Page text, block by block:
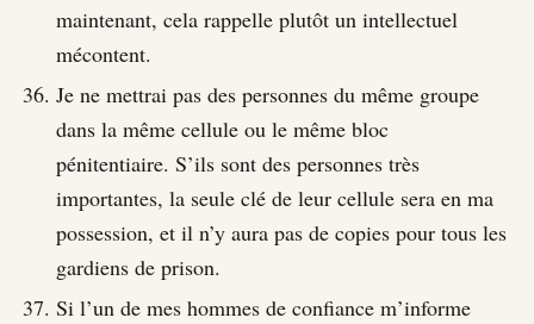
maintenant, cela rappelle plutôt un intellectuel
mécontent.
Je ne mettrai pas des personnes du même groupe
dans la même cellule ou le même bloc
pénitentiaire. S’ils sont des personnes très
importantes, la seule clé de leur cellule sera en ma
possession, et il n’y aura pas de copies pour tous les
gardiens de prison.
Si l’un de mes hommes de confiance m’informe